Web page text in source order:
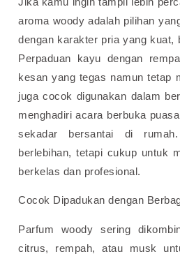
aroma woody adalah pilihan
dengan karakter pria yang kuat,
Perpaduan kayu dengan
kesan yang tegas namun tetap
juga cocok digunakan dalam
menghadiri acara berbuka
sekadar bersantai di
berlebihan, tetapi cukup untuk
berkelas dan profesional.
Cocok Dipadukan dengan
Parfum woody sering
citrus, rempah, atau musk